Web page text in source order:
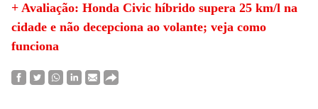
+ Avaliação: Honda Civic híbrido supera 25 km/l na
cidade e não decepciona ao volante; veja como
funciona